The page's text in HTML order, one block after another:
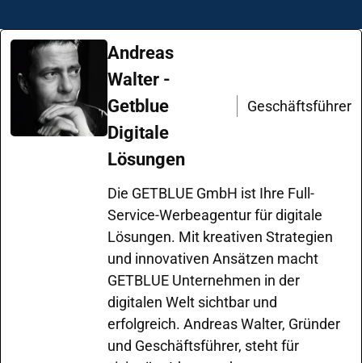
Andreas
Walter -
Getblue
Digitale
Lösungen
Geschäftsführer
Die GETBLUE GmbH ist Ihre Full-
Service-Werbeagentur für digitale
Lösungen. Mit kreativen Strategien
und innovativen Ansätzen macht
GETBLUE Unternehmen in der
digitalen Welt sichtbar und
erfolgreich. Andreas Walter, Gründer
und Geschäftsführer, steht für